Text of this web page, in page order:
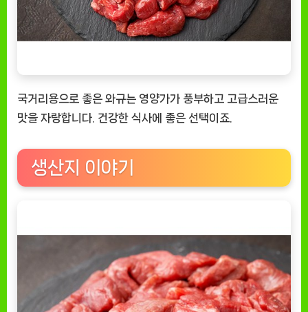
국거리용으로 좋은 와규는 영양가가 풍부하고 고급스러운
맛을 자랑합니다. 건강한 식사에 좋은 선택이죠.
생산지 이야기